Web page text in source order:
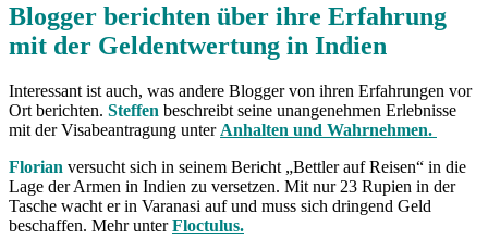
Blogger berichten über ihre Erfahrung
mit der Geldentwertung in Indien
Interessant ist auch, was andere Blogger von ihren Erfahrungen vor
Ort berichten. Steffen beschreibt seine unangenehmen Erlebnisse
mit der Visabeantragung unterAnhalten und Wahrnehmen.
Florian versucht sich in seinem Bericht „Bettler auf Reisen“ in die
Lage der Armen in Indien zu versetzen. Mit nur 23 Rupien in der
Tasche wacht er in Varanasi auf und muss sich dringend Geld
beschaffen. Mehr unterFloctulus.